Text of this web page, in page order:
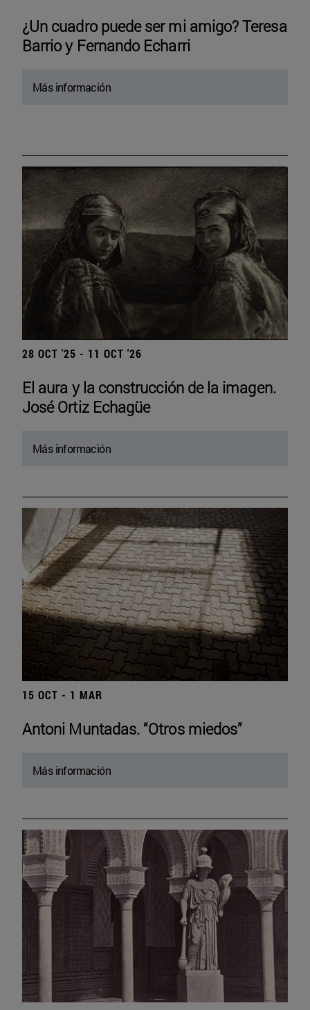
¿Un cuadro puede ser mi amigo? Teresa
Barrio y Fernando Echarri
Más información
28 OCT '25 - 11 OCT '26
El aura y la construcción de la imagen.
José Ortiz Echagüe
Más información
15 OCT - 1 MAR
Antoni Muntadas. “Otros miedos”
Más información